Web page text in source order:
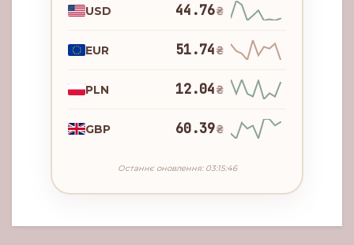
USD 44.76₴
EUR 51.74₴
PLN 12.04₴
GBP 60.39₴
Останнє оновлення: 03:15:46